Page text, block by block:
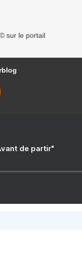
sur le portail
de partir"